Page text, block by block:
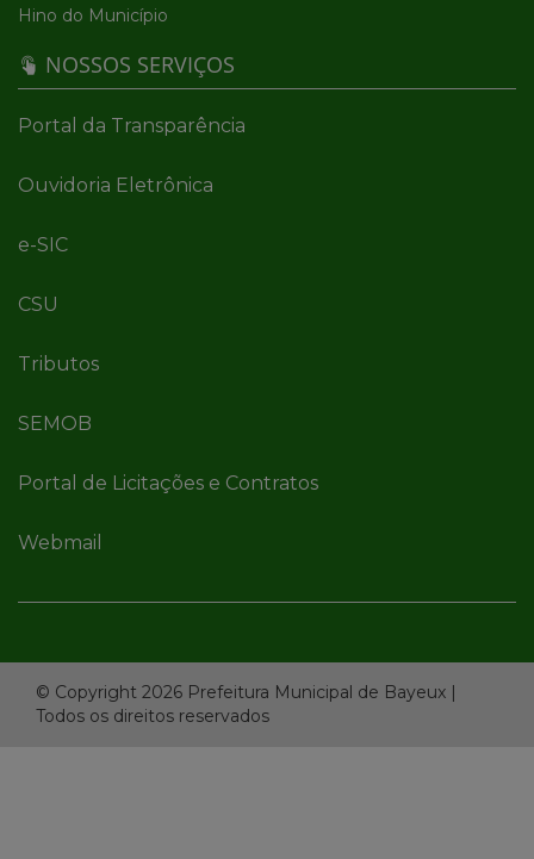
Hino do Município
NOSSOS SERVIÇOS
Portal da Transparência
Ouvidoria Eletrônica
e-SIC
CSU
Tributos
SEMOB
Portal de Licitações e Contratos
Webmail
© Copyright 2026 Prefeitura Municipal de Bayeux |
Todos os direitos reservados